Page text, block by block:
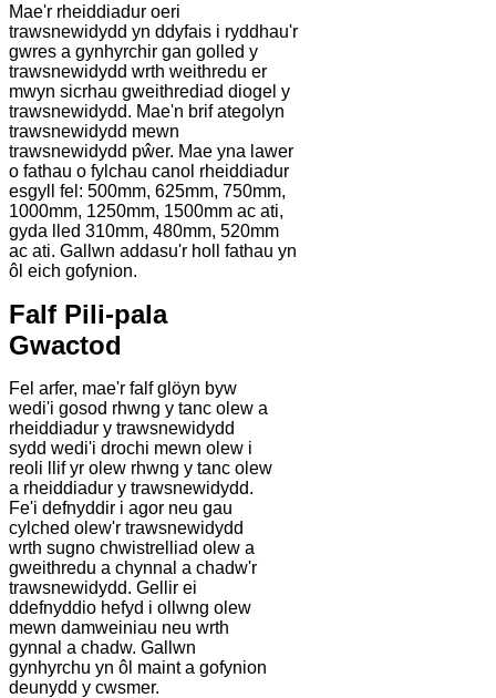
Mae'r rheiddiadur oeri
trawsnewidydd yn ddyfais i ryddhau'r
gwres a gynhyrchir gan golled y
trawsnewidydd wrth weithredu er
mwyn sicrhau gweithrediad diogel y
trawsnewidydd. Mae'n brif ategolyn
trawsnewidydd mewn
trawsnewidydd pŵer. Mae yna lawer
o fathau o fylchau canol rheiddiadur
esgyll fel: 500mm, 625mm, 750mm,
1000mm, 1250mm, 1500mm ac ati,
gyda lled 310mm, 480mm, 520mm
ac ati. Gallwn addasu'r holl fathau yn
ôl eich gofynion.
Falf Pili-pala
Gwactod
Fel arfer, mae'r falf glöyn byw
wedi'i gosod rhwng y tanc olew a
rheiddiadur y trawsnewidydd
sydd wedi'i drochi mewn olew i
reoli llif yr olew rhwng y tanc olew
a rheiddiadur y trawsnewidydd.
Fe'i defnyddir i agor neu gau
cylched olew'r trawsnewidydd
wrth sugno chwistrelliad olew a
gweithredu a chynnal a chadw'r
trawsnewidydd. Gellir ei
ddefnyddio hefyd i ollwng olew
mewn damweiniau neu wrth
gynnal a chadw. Gallwn
gynhyrchu yn ôl maint a gofynion
deunydd y cwsmer.